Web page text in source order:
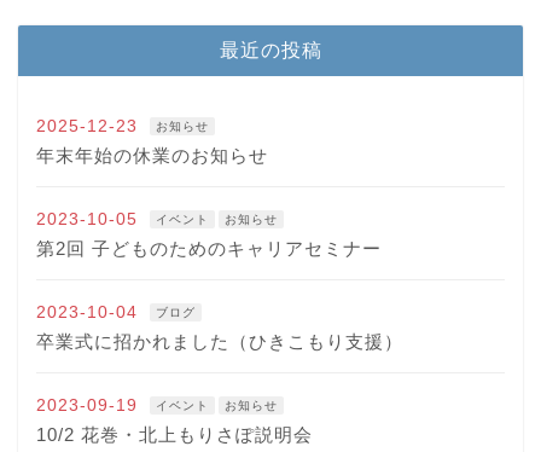
最近の投稿
2025-12-23 お知らせ
年末年始の休業のお知らせ
2023-10-05 イベント お知らせ
第2回 子どものためのキャリアセミナー
2023-10-04 ブログ
卒業式に招かれました（ひきこもり支援）
2023-09-19 イベント お知らせ
10/2 花巻・北上もりさぽ説明会